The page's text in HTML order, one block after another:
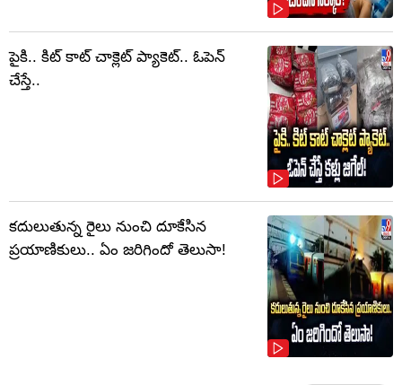
పైకి.. కిట్‌ కాట్‌ చాక్లెట్ ప్యాకెట్‌.. ఓపెన్‌
చేస్తే..
కదులుతున్న రైలు నుంచి దూకేసిన
ప్రయాణికులు.. ఏం జరిగిందో తెలుసా!